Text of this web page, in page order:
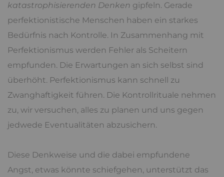
katastrophisierenden Denken gipfeln. Gerade
perfektionistische Menschen haben ein starkes
Bedürfnis nach Kontrolle. In Zusammenhang mit
Perfektionismus werden Fehler als Scheitern
empfunden. Die Erwartungen an sich selbst sind
überhöht. Perfektionismus kann schnell zu
Zwanghaftigkeit führen. Die Kontrollrituale nehmen
zu, wir versuchen, alles zu planen und uns gegen
jedwede Eventualitäten abzusichern.
Diese Denkweise und die dabei empfundene
Angst, etwas könnte schiefgehen, unterstützt das